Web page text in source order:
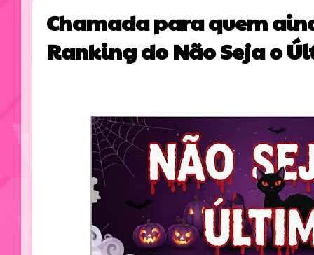
Chamada para quem
Ranking do Não Seja o